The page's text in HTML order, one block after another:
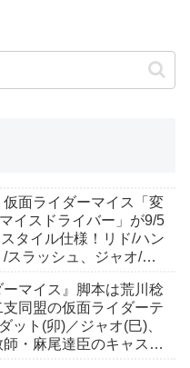
仮面ライダーマイス「変
イスドライバー」が9/5
タイル仕様！リド/ハン
スラッシュ、ジャオ/バ
ーマイス』脚本は荒川稔
同盟の仮面ライダーテ
ット(卯)／ジャオ(巳)、
・麻尾達臣のキャスト